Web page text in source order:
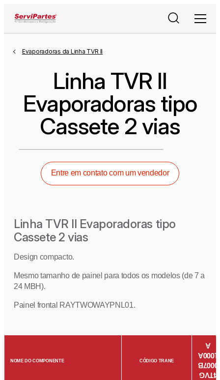
PesquisarMenu
Evaporadoras da Linha TVR II
Linha TVR II
Evaporadoras tipo
Cassete 2 vias
Entre em contato com um vendedor
Linha TVR II Evaporadoras tipo
Cassete 2 vias
Design compacto.
Mesmo tamanho de painel para todos os modelos (de 7 a
24 MBH).
Painel frontal RAYTWOWAYPNL01.
NOME DO COMPONENTE CÓDIGO TRANE
4TVG
0007B
1000A
A